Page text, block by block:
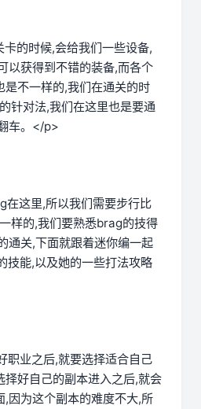
的时候,会给我们一些设备,
以获得到不错的装备,而各个
是不一样的,我们在通关的时
针对法,我们在这里也是要通
车。</p>
这里,所以我们需要步行比
样的,我们要熟悉brag的技得
通关,下面就跟着迷你编一起
技能,以及她的一些打法攻略
职业之后,就要选择适合自己
择好自己的副本进入之后,就会
,因为这个副本的难度不大,所